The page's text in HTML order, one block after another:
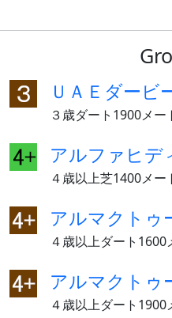
ＵＡＥダービ
３歳ダート1900メー
アルファヒデ
４歳以上芝1400メー
アルマクトゥ
４歳以上ダート1600
アルマクトゥ
４歳以上ダート1900